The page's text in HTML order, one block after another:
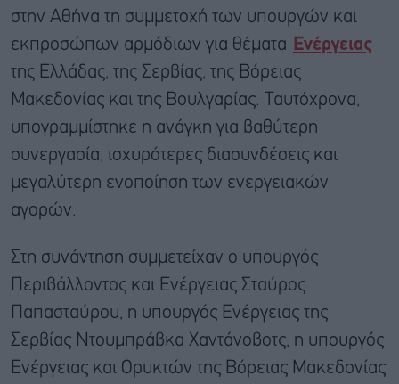
στην Αθήνα τη συμμετοχή των υπουργών και
εκπροσώπων αρμόδιων για θέματα
Ενέργειας
της Ελλάδας, της Σερβίας, της Βόρειας
Μακεδονίας και της Βουλγαρίας. Ταυτόχρονα,
υπογραμμίστηκε η ανάγκη για βαθύτερη
συνεργασία, ισχυρότερες διασυνδέσεις και
μεγαλύτερη ενοποίηση των ενεργειακών
αγορών.
Στη συνάντηση συμμετείχαν ο υπουργός
Περιβάλλοντος και Ενέργειας Σταύρος
Παπασταύρου, η υπουργός Ενέργειας της
Σερβίας Ντουμπράβκα Χαντάνοβοτς, η υπουργός
Ενέργειας και Ορυκτών της Βόρειας Μακεδονίας